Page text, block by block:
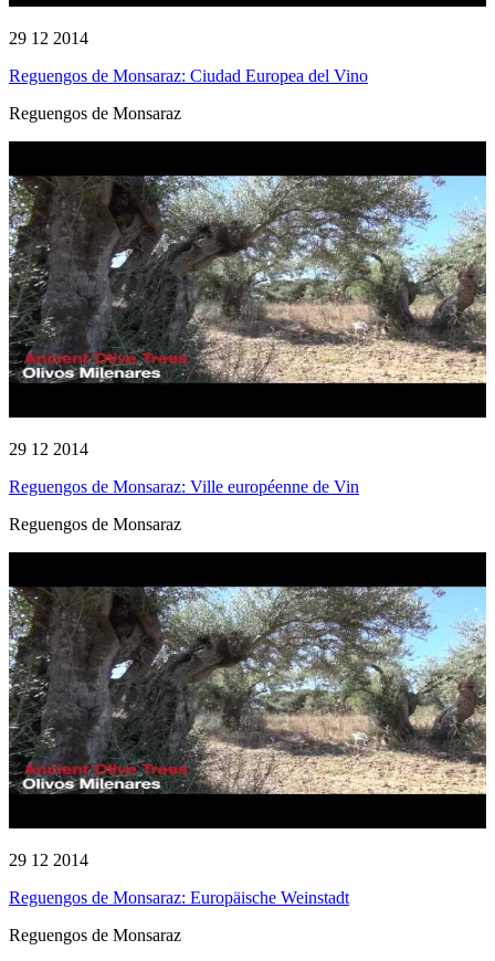
29 12 2014
Reguengos de Monsaraz: Ciudad Europea del Vino
Reguengos de Monsaraz
29 12 2014
Reguengos de Monsaraz: Ville européenne de Vin
Reguengos de Monsaraz
29 12 2014
Reguengos de Monsaraz: Europäische Weinstadt
Reguengos de Monsaraz